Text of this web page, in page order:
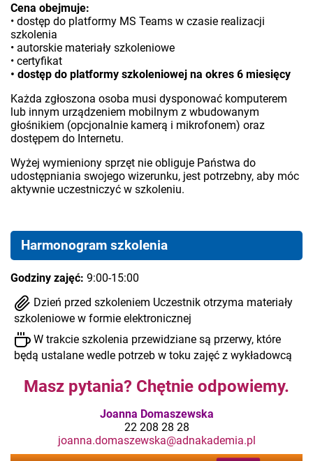
Cena obejmuje:
• dostęp do platformy MS Teams w czasie realizacji
szkolenia
• autorskie materiały szkoleniowe
• certyfikat
• dostęp do platformy szkoleniowej na okres 6 miesięcy
Każda zgłoszona osoba musi dysponować komputerem
lub innym urządzeniem mobilnym z wbudowanym
głośnikiem (opcjonalnie kamerą i mikrofonem) oraz
dostępem do Internetu.
Wyżej wymieniony sprzęt nie obliguje Państwa do
udostępniania swojego wizerunku, jest potrzebny, aby móc
aktywnie uczestniczyć w szkoleniu.
Harmonogram szkolenia
Godziny zajęć: 9:00-15:00
Dzień przed szkoleniem Uczestnik otrzyma materiały
szkoleniowe w formie elektronicznej
W trakcie szkolenia przewidziane są przerwy, które
będą ustalane wedle potrzeb w toku zajęć z wykładowcą
Masz pytania? Chętnie odpowiemy.
Joanna Domaszewska
22 208 28 28
joanna.domaszewska@adnakademia.pl